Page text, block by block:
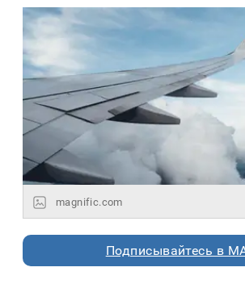
magnific.com
Подписывайтесь в